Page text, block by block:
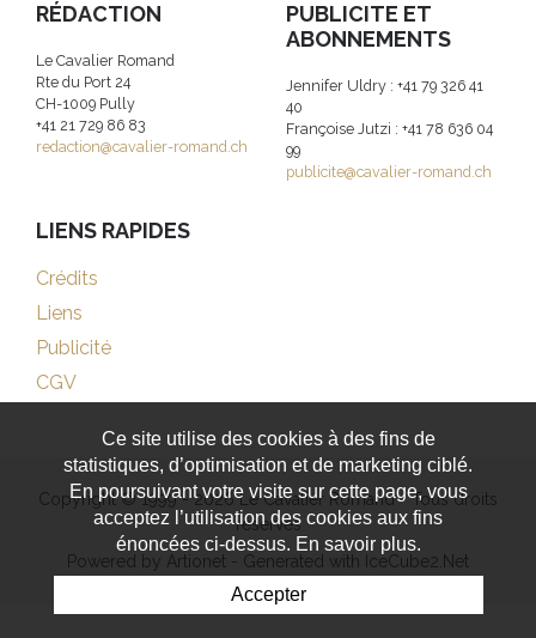
RÉDACTION
Le Cavalier Romand
Rte du Port 24
CH-1009 Pully
+41 21 729 86 83
redaction@cavalier-romand.ch
PUBLICITE ET
ABONNEMENTS
Jennifer Uldry : +41 79 326 41
40
Françoise Jutzi : +41 78 636 04
99
publicite@cavalier-romand.ch
LIENS RAPIDES
Crédits
Liens
Publicité
CGV
Copyright © 1999 - 2026 Le Cavalier Romand - Tous droits
réservés
Powered by Artionet - Generated with IceCube2.Net
Ce site utilise des cookies à des fins de
statistiques, d’optimisation et de marketing ciblé.
En poursuivant votre visite sur cette page, vous
acceptez l’utilisation des cookies aux fins
énoncées ci-dessus. En savoir plus.
Accepter